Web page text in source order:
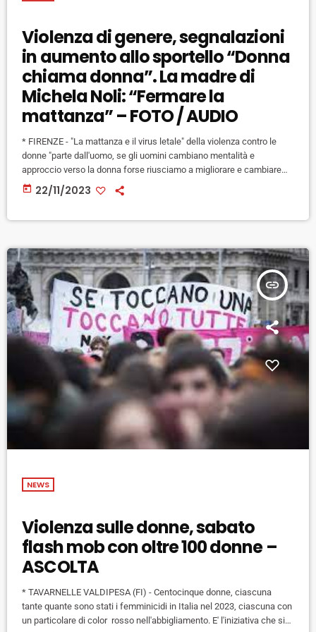
Violenza di genere, segnalazioni
in aumento allo sportello “Donna
chiama donna”. La madre di
Michela Noli: “Fermare la
mattanza” – FOTO / AUDIO
* FIRENZE - "La mattanza e il virus letale" della violenza contro le
donne "parte dall'uomo, se gli uomini cambiano mentalità e
approccio verso la donna forse riusciamo a migliorare e cambiare
qualcosa. E poi dobbiamo denunciare, non bisogna tacere: è
necessario aiutarsi perché per fare un cambiamento bisogna essere
today 22/11/2023
insert_link
NEWS
Violenza sulle donne, sabato
flash mob con oltre 100 donne –
ASCOLTA
* TAVARNELLE VALDIPESA (FI) - Centocinque donne, ciascuna
tante quante sono stati i femminicidi in Italia nel 2023, ciascuna con
un particolare di color rosso nell'abbigliamento. E' l'iniziativa che si